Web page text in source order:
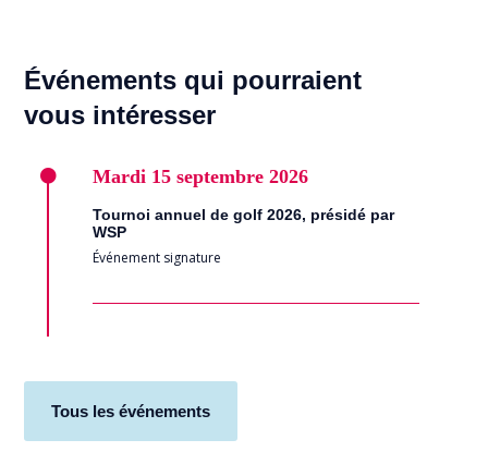
Événements qui pourraient
vous intéresser
Mardi 15 septembre 2026
Tournoi annuel de golf 2026, présidé par
WSP
Événement signature
Tous les événements